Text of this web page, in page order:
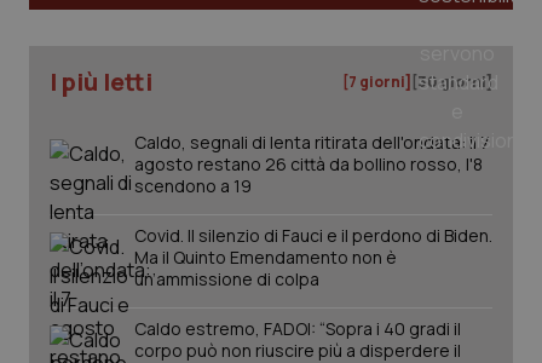
I più letti [7 giorni] [30 giorni]
Caldo, segnali di lenta ritirata dell'ondata: il 7
agosto restano 26 città da bollino rosso, l'8
scendono a 19
Covid. Il silenzio di Fauci e il perdono di Biden.
Ma il Quinto Emendamento non è
un’ammissione di colpa
Caldo estremo, FADOI: “Sopra i 40 gradi il
corpo può non riuscire più a disperdere il
tracking-sites-ironfish-
tracking-enable
www.quotidianosanita.it
_ga
Google LLC